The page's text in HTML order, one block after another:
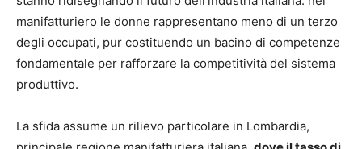
manifatturiero le donne rappresentano meno di un terzo
degli occupati, pur costituendo un bacino di competenze
fondamentale per rafforzare la competitività del sistema
produttivo.
La sfida assume un rilievo particolare in Lombardia,